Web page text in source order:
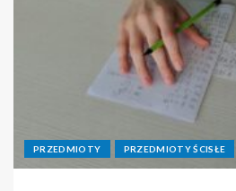
PRZEDMIOTY PRZEDMIOTY ŚCISŁE